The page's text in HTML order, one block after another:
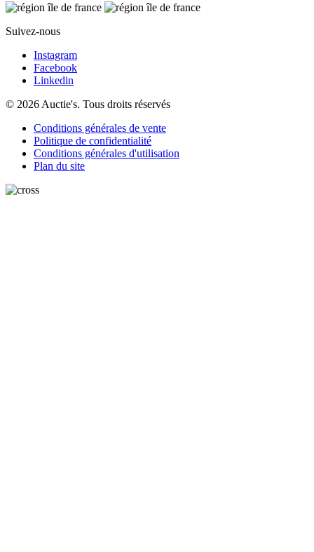
Suivez-nous
Instagram
Facebook
Linkedin
© 2026 Auctie's. Tous droits réservés
Conditions générales de vente
Politique de confidentialité
Conditions générales d'utilisation
Plan du site